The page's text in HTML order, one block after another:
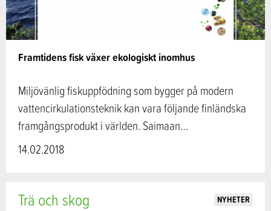
Framtidens fisk växer ekologiskt inomhus
Miljövänlig fiskuppfödning som bygger på modern
vattencirkulationsteknik kan vara följande finländska
framgångsprodukt i världen. Saimaan…
14.02.2018
Trä och skog NYHETER